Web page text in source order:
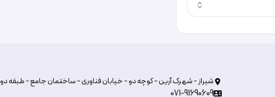
شیراز - شهرک آرین - کوچه دو - خیابان فناوری - ساختمان جامع - طبقه دو
071-91690609